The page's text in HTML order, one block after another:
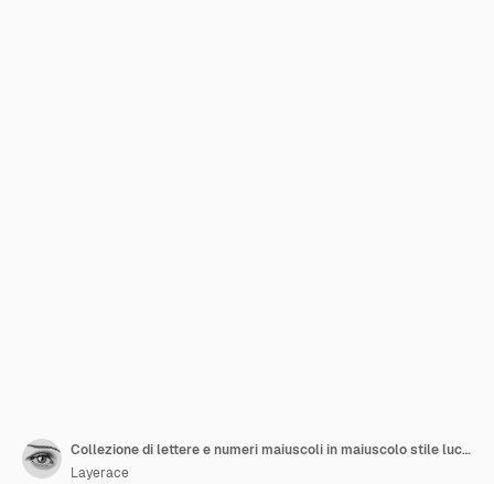
Collezione di lettere e numeri maiuscoli in maiuscolo stile lucido scuro
Layerace